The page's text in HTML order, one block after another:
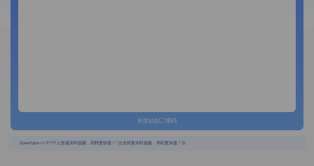
长按识别二维码
{{usertype=='2'?'个人投递实时提醒，招聘更快捷！':'企业回复实时提醒，求职更快捷！'}}